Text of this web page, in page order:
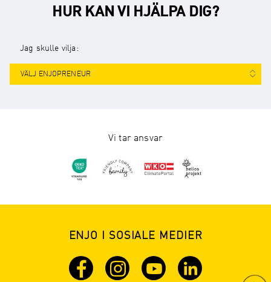
HUR KAN VI HJÄLPA DIG?
Jag skulle vilja:
VÄLJ ENJOPRENEUR
Vi tar ansvar
ENJO I SOSIALE MEDIER